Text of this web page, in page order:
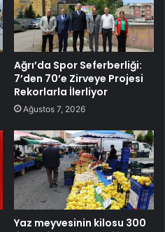
Ağrı’da Spor Seferberliği:
7’den 70’e Zirveye Projesi
Rekorlarla İlerliyor
Ağustos 7, 2026
Yaz meyvesinin kilosu 300